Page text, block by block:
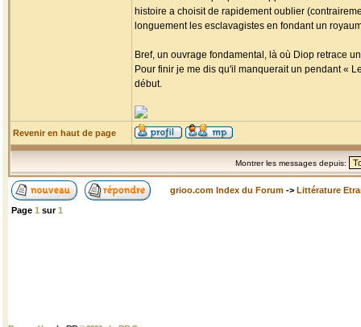
histoire a choisit de rapidement oublier
longuement les esclavagistes en fondant un
Bref, un ouvrage fondamental, là où Diop retrace
Pour finir je me dis qu'il manquerait un pendant «
début.
Revenir en haut de page
Montrer les messages depuis:
grioo.com Index du Forum -> Littérature
Page 1 sur1